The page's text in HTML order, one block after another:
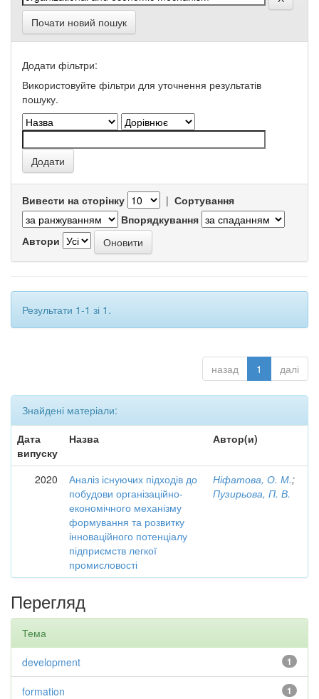
Почати новий пошук
Додати фільтри:
Використовуйте фільтри для уточнення результатів
пошуку.
Вивести на сторінку | Сортування
Впорядкування
Автори
Результати 1-1 зі 1.
назад 1 далі
Знайдені матеріали:
Дата
випуску
Назва Автор(и)
2020
Аналіз існуючих підходів до
побудови організаційно-
економічного механізму
формування та розвитку
інноваційного потенціалу
підприємств легкої
промисловості
Ніфатова, О. М.;
Пузирьова, П. В.
Перегляд
Тема
1
development
1
formation